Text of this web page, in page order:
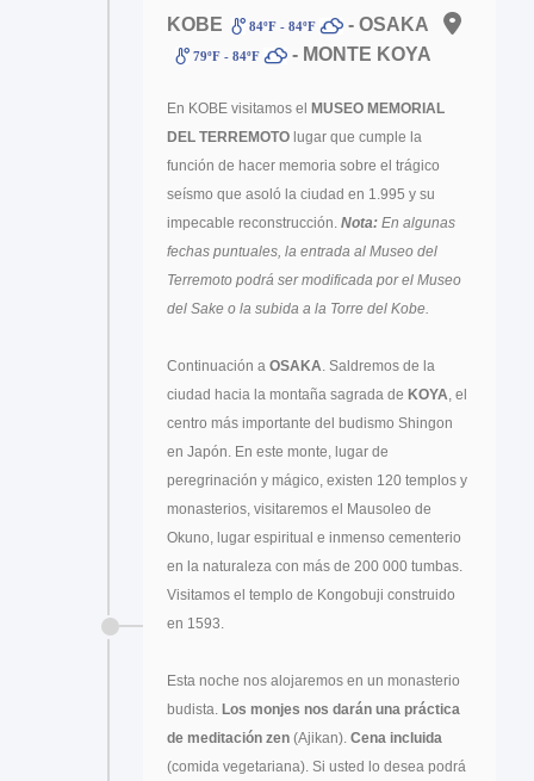
KOBE 84ºF - 84ºF - OSAKA
79ºF - 84ºF - MONTE KOYA
En KOBE visitamos el
MUSEO MEMORIAL
DEL TERREMOTO lugar que cumple la
función de hacer memoria sobre el trágico
seísmo que asoló la ciudad en 1.995 y su
impecable reconstrucción. Nota: En algunas
fechas puntuales, la entrada al Museo del
Terremoto podrá ser modificada por el Museo
del Sake o la subida a la Torre del Kobe.
Continuación a OSAKA. Saldremos de la
ciudad hacia la montaña sagrada de KOYA, el
centro más importante del budismo Shingon
en Japón. En este monte, lugar de
peregrinación y mágico, existen 120 templos y
monasterios, visitaremos el Mausoleo de
Okuno, lugar espiritual e inmenso cementerio
en la naturaleza con más de 200 000 tumbas.
Visitamos el templo de Kongobuji construido
en 1593.
Esta noche nos alojaremos en un monasterio
budista. Los monjes nos darán una práctica
de meditación zen (Ajikan). Cena incluida
(comida vegetariana). Si usted lo desea podrá